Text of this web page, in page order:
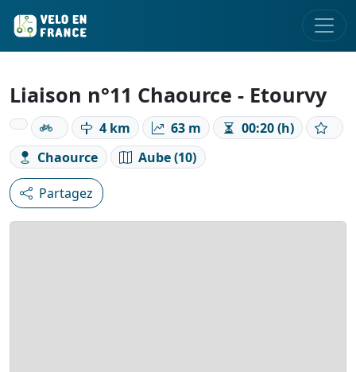
Liaison n°11 Chaource - Etourvy
4 km 63 m
00:20 (h)
Chaource
Aube (10)
Partagez